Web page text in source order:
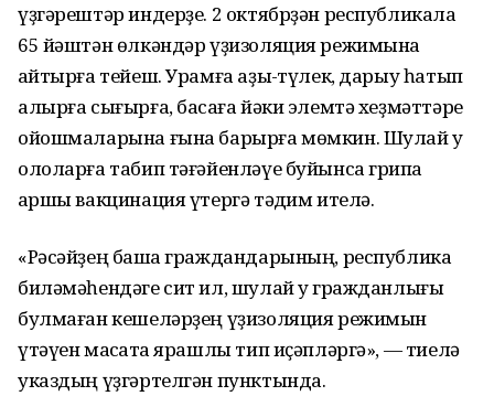
үҙгәрештәр индерҙе. 2 октябрҙән республикала
65 йәштән өлкәндәр үҙизоляция режимына
ҡайтырға тейеш. Урамға аҙыҡ-түлек, дарыу һатып
алырға сығырға, баҡсаға йәки элемтә хеҙмәттәре
ойошмаларына ғына барырға мөмкин. Шулай уҡ
ололарға табип тәғәйенләүе буйынса грипҡа
ҡаршы вакцинация үтергә тәҡдим ителә.
«Рәсәйҙең башҡа граждандарының, республика
биләмәһендәге сит ил, шулай уҡ гражданлығы
булмаған кешеләрҙең үҙизоляция режимын
үтәүен маҡсатҡа ярашлы тип иҫәпләргә», — тиелә
указдың үҙгәртелгән пунктында.